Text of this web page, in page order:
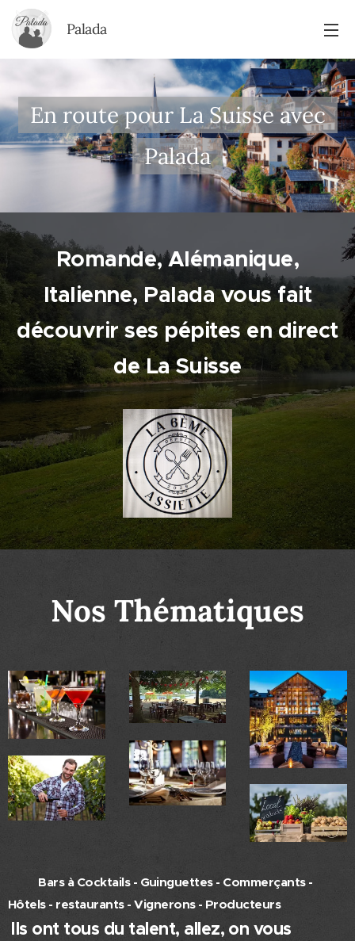
Palada
En route pour La Suisse avec
Palada
Romande, Alémanique,
Italienne, Palada vous fait
découvrir ses pépites en direct
de La Suisse
Nos Thématiques
Bars à Cocktails - Guinguettes - Commerçants -
Hôtels - restaurants - Vignerons - Producteurs
Ils ont tous du talent, allez, on vous